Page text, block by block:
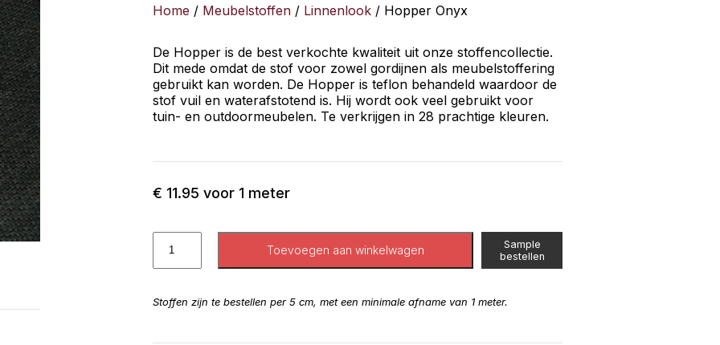
Home / Meubelstoffen / Linnenlook / Hopper Onyx
De Hopper is de best verkochte kwaliteit uit onze stoffencollectie.
Dit mede omdat de stof voor zowel gordijnen als meubelstoffering
gebruikt kan worden. De Hopper is teflon behandeld waardoor de
stof vuil en waterafstotend is. Hij wordt ook veel gebruikt voor
tuin- en outdoormeubelen. Te verkrijgen in 28 prachtige kleuren.
€ 11.95 voor 1 meter
Toevoegen aan winkelwagen
Sample
bestellen
Stoffen zijn te bestellen per 5 cm, met een minimale afname van 1 meter.